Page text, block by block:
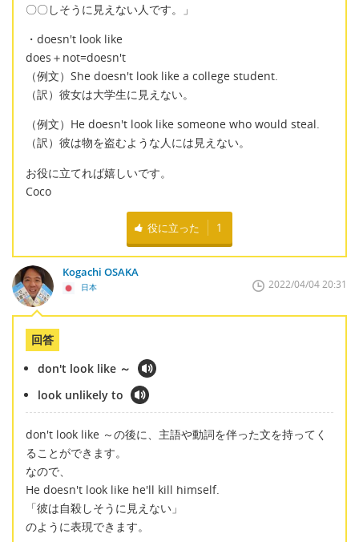
〇〇しそうに見えない人です。」
・doesn't look like
does＋not=doesn't
（例文）She doesn't look like a college student.
（訳）彼女は大学生に見えない。
（例文）He doesn't look like someone who would steal.
（訳）彼は物を盗むような人には見えない。
お役に立てれば嬉しいです。
Coco
役に立った 1
Kogachi OSAKA
日本 2022/04/04 20:31
回答
don't look like ～
look unlikely to
don't look like ～の後に、主語や動詞を伴った文を持ってく
ることができます。
なので、
He doesn't look like he'll kill himself.
「彼は自殺しそうに見えない」
のように表現できます。